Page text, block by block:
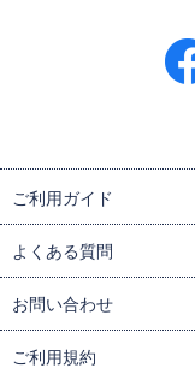
ご利用ガイド
よくある質問
お問い合わせ
ご利用規約